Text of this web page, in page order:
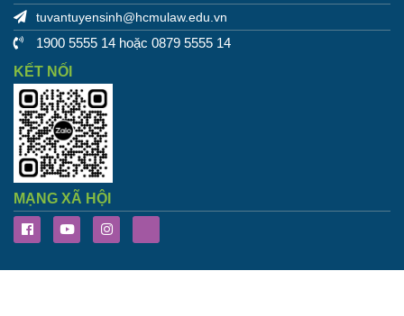
tuvantuyensinh@hcmulaw.edu.vn
1900 5555 14 hoặc 0879 5555 14
KẾT NỐI
MẠNG XÃ HỘI